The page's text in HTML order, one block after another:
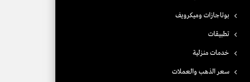
بوتاجازات وميكرويف
تطبيقات
خدمات منزلية
سعر الذهب والعملات